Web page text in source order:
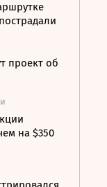
проект об
на $350